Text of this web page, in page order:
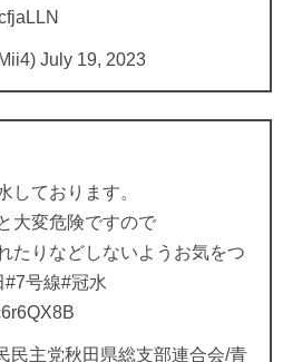
July 19, 2023
しております。
大変危険ですので
たりなどしないようお気をつ
#7号線#冠水
主党秋田県総支部連合会/青